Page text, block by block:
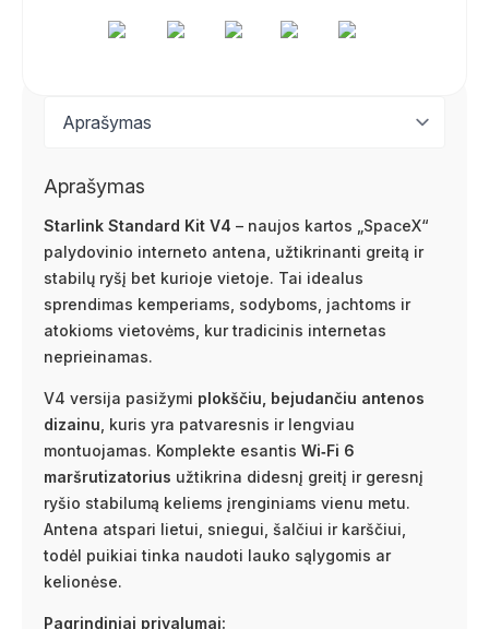
Aprašymas
Starlink Standard Kit V4 – naujos kartos „SpaceX“
palydovinio interneto antena, užtikrinanti greitą ir
stabilų ryšį bet kurioje vietoje. Tai idealus
sprendimas kemperiams, sodyboms, jachtoms ir
atokioms vietovėms, kur tradicinis internetas
neprieinamas.
V4 versija pasižymi plokščiu, bejudančiu antenos
dizainu , kuris yra patvaresnis ir lengviau
montuojamas. Komplekte esantis Wi‑Fi 6
maršrutizatorius užtikrina didesnį greitį ir geresnį
ryšio stabilumą keliems įrenginiams vienu metu.
Antena atspari lietui, sniegui, šalčiui ir karščiui,
todėl puikiai tinka naudoti lauko sąlygomis ar
kelionėse.
Pagrindiniai privalumai: